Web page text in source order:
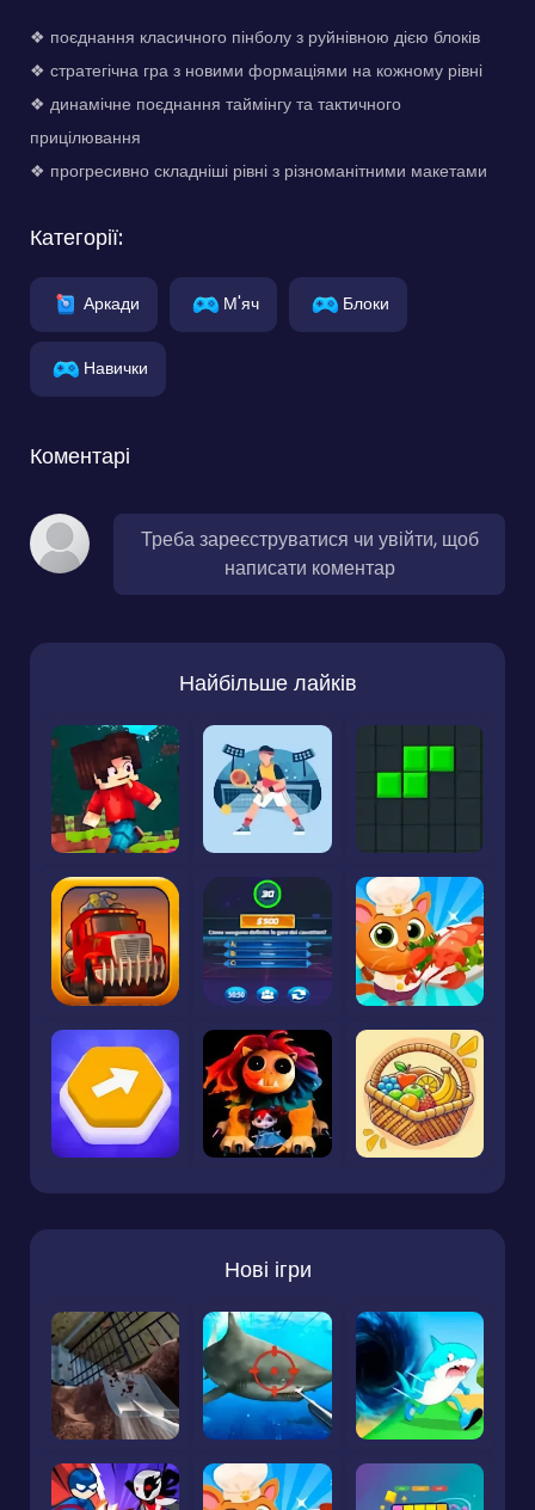
❖ поєднання класичного пінболу з руйнівною дією блоків
❖ стратегічна гра з новими формаціями на кожному рівні
❖ динамічне поєднання таймінгу та тактичного
прицілювання
❖ прогресивно складніші рівні з різноманітними макетами
Категорії:
Аркади М'яч Блоки
Навички
Коментарі
Треба зареєструватися чи увійти, щоб
написати коментар
Найбільше лайків
Нові ігри